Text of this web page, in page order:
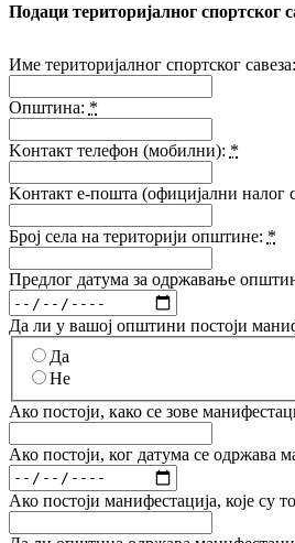
Подаци територијалног спортског
Име територијалног спортског савеза:
Општина: *
Kонтакт телефон (мобилни): *
Kонтакт е-пошта (официјални налог
Број села на територији општине: *
Предлог датума за одржавање
Да ли у вашој општини постоји
Да
Не
Ако постоји, како се зове
Ако постоји, ког датума се одржава
Ако постоји манифестација, које су